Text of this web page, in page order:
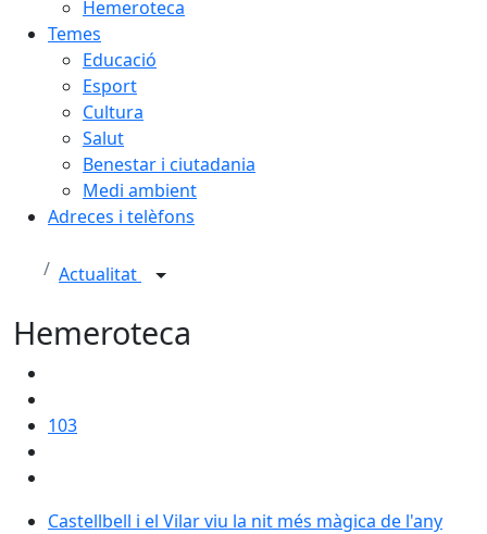
Hemeroteca
Temes
Educació
Esport
Cultura
Salut
Benestar i ciutadania
Medi ambient
Adreces i telèfons
Actualitat
Hemeroteca
103
Castellbell i el Vilar viu la nit més màgica de l'any amb
Castellbell i el Vilar viu la nit més màgica de l'any